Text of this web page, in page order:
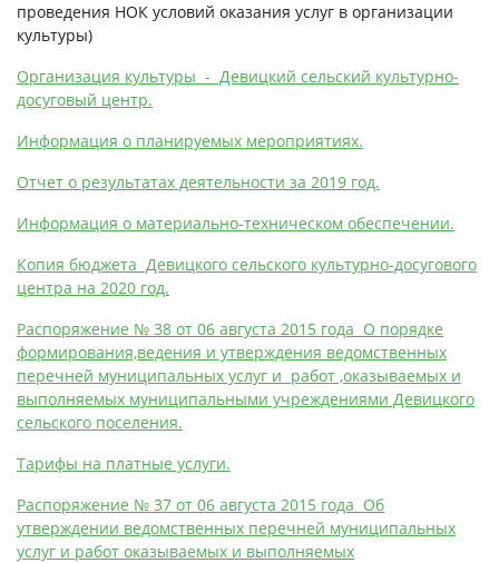
проведения НОК условий оказания услуг в организации
культуры)
Организация культуры - Девицкий сельский культурно-
досуговый центр.
Информация о планируемых мероприятиях.
Отчет о результатах деятельности за 2019 год.
Информация о материально-техническом обеспечении.
Копия бюджета Девицкого сельского культурно-досугового
центра на 2020 год.
Распоряжение № 38 от 06 августа 2015 года О порядке
формирования,ведения и утверждения ведомственных
перечней муниципальных услуг и работ ,оказываемых и
выполняемых муниципальными учреждениями Девицкого
сельского поселения.
Тарифы на платные услуги.
Распоряжение № 37 от 06 августа 2015 года Об
утверждении ведомственных перечней муниципальных
услуг и работ оказываемых и выполняемых